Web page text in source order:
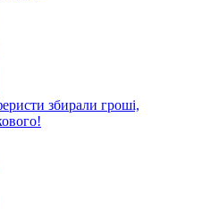
збирали гроші,